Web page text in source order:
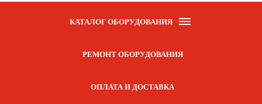
КАТАЛОГ ОБОРУДОВАНИЯ
РЕМОНТ ОБОРУДОВАНИЯ
ОПЛАТА И ДОСТАВКА